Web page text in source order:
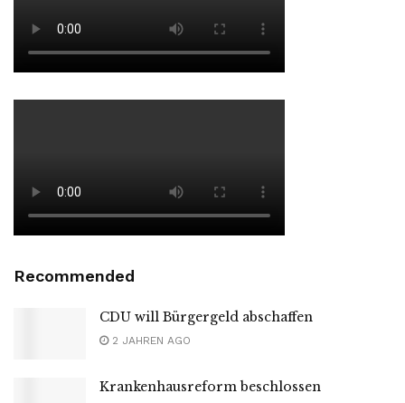
Recommended
CDU will Bürgergeld abschaffen
2 JAHREN AGO
Krankenhausreform beschlossen